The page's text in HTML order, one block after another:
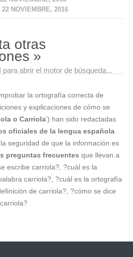
22 NOVIEMBRE, 2016
otras
»
para abrir el motor de búsqueda...
la ortografía correcta de
y explicaciones de cómo se
o Carriola') han sido redactadas
oficiales de la lengua española
seguridad de que la información es
preguntas frecuentes que llevan a
escribe carriola?, ?cuál es la
carriola?, ?cuál es la ortografía
de carriola?, ?cómo se dice